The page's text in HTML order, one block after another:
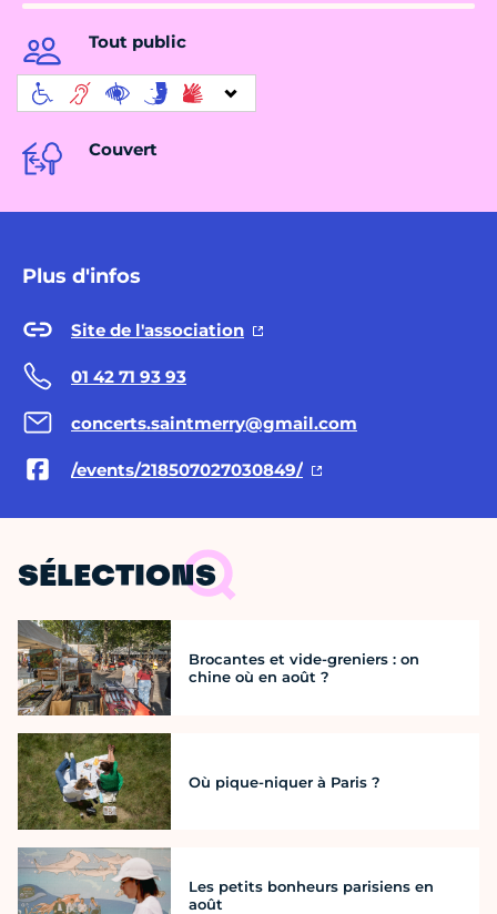
Tout public
Couvert
Plus d'infos
Site de l'association
01 42 71 93 93
concerts.saintmerry@gmail.com
/events/218507027030849/
SÉLECTIONS
Brocantes et vide-greniers : on
chine où en août ?
Où pique-niquer à Paris ?
Les petits bonheurs parisiens en
août